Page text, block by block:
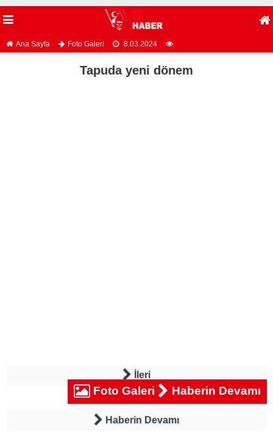
Ana Sayfa Foto Galeri 8.03.2024
Tapuda yeni dönem
İleri
Foto Galeri Haberin Devamı
Haberin Devamı